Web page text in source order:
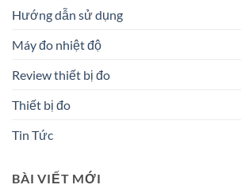
Hướng dẫn sử dụng
Máy đo nhiệt độ
Review thiết bị đo
Thiết bị đo
Tin Tức
BÀI VIẾT MỚI